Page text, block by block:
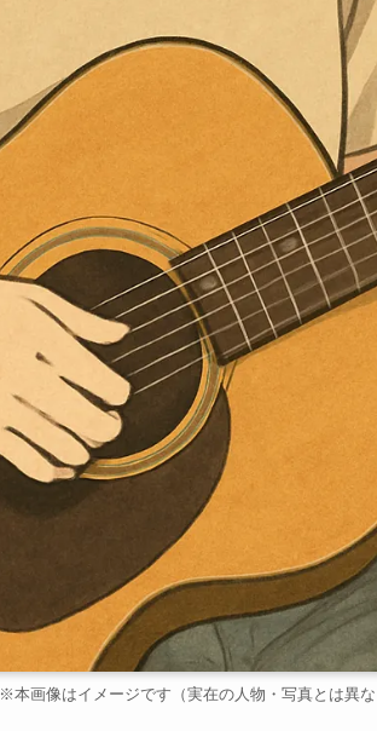
※本画像はイメージです（実在の人物・写真とは異な